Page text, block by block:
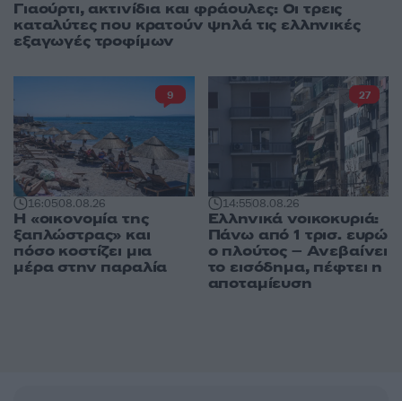
Γιαούρτι, ακτινίδια και φράουλες: Οι τρεις
καταλύτες που κρατούν ψηλά τις ελληνικές
εξαγωγές τροφίμων
16:0508.08.26
Η «οικονομία της
ξαπλώστρας» και
πόσο κοστίζει μια
μέρα στην παραλία
9
14:5508.08.26
Ελληνικά νοικοκυριά:
Πάνω από 1 τρισ. ευρώ
ο πλούτος – Ανεβαίνει
το εισόδημα, πέφτει η
αποταμίευση
27